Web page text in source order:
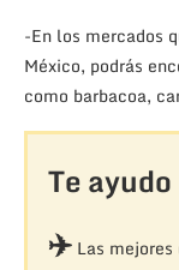
-En los mercados
México, podrás
como barbacoa,
Te
✈️Las mejores